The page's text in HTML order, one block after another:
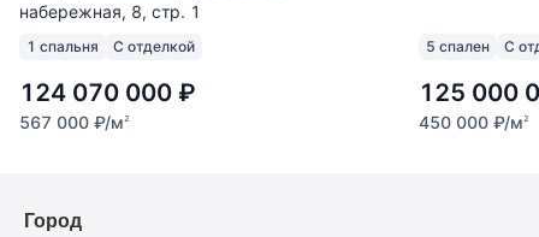
набережная, 8, стр. 1
1 спальня С отделкой
124 070 000 ₽
567 000 ₽/м2
5 спален С
125 000
450 000 ₽/м2
Город